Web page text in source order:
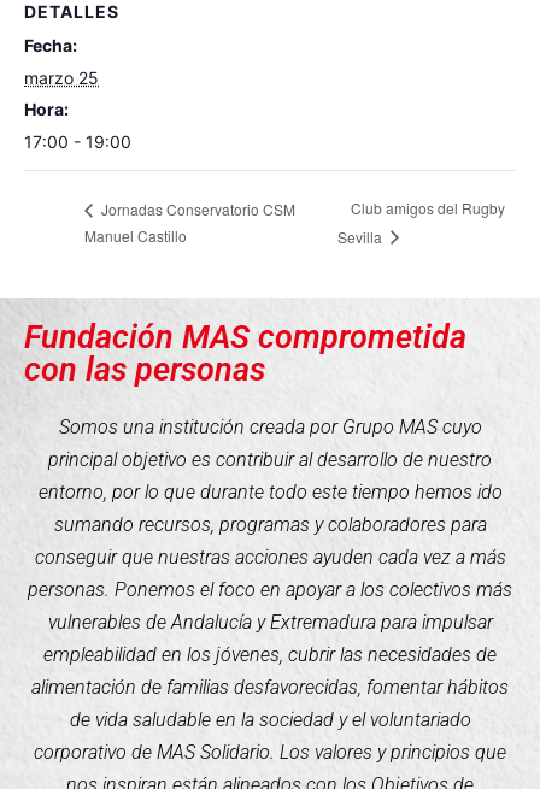
DETALLES
Fecha:
marzo 25
Hora:
17:00 - 19:00
Jornadas Conservatorio CSM
Manuel Castillo
Club amigos del Rugby
Sevilla
Fundación MAS comprometida
con las personas
Somos una institución creada por Grupo MAS cuyo
principal objetivo es contribuir al desarrollo de nuestro
entorno, por lo que durante todo este tiempo hemos ido
sumando recursos, programas y colaboradores para
conseguir que nuestras acciones ayuden cada vez a más
personas. Ponemos el foco en apoyar a los colectivos más
vulnerables de Andalucía y Extremadura para impulsar
empleabilidad en los jóvenes, cubrir las necesidades de
alimentación de familias desfavorecidas, fomentar hábitos
de vida saludable en la sociedad y el voluntariado
corporativo de MAS Solidario. Los valores y principios que